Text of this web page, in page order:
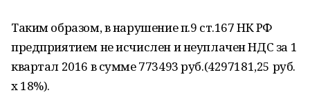
Таким образом, в нарушение п.9 ст.167 НК РФ
предприятием не исчислен и неуплачен НДС за 1
квартал 2016 в сумме 773493 руб.(4297181,25 руб.
х 18%).